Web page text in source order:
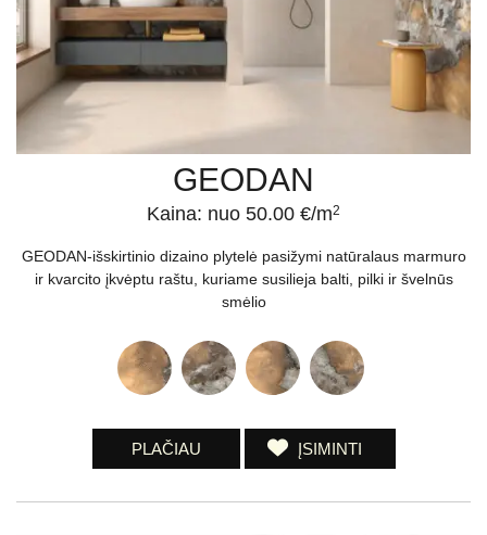
GEODAN
Kaina: nuo 50.00 €/m2
GEODAN-išskirtinio dizaino plytelė pasižymi natūralaus marmuro
ir kvarcito įkvėptu raštu, kuriame susilieja balti, pilki ir švelnūs
smėlio
PLAČIAU ĮSIMINTI